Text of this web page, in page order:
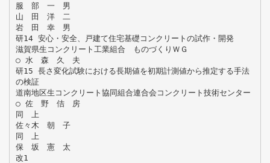
服 部 一 男
山 田 洋 二
岩 田 幸 男
研14 安心・安全、戸建て住宅基礎コンクリートの試作・開発
滋賀県生コンクリート工業組合 ものづくりＷＧ
○ 水 森 久 夫
研15 長さ変化試験における長期値を初期計測値から推定する手法
の検証
道南地区生コンクリート協同組合連合会コンクリート技術センター
○ 佐 野 佶 房
同 上
佐々木 朝 子
同 上
保 坂 憲 太
改1